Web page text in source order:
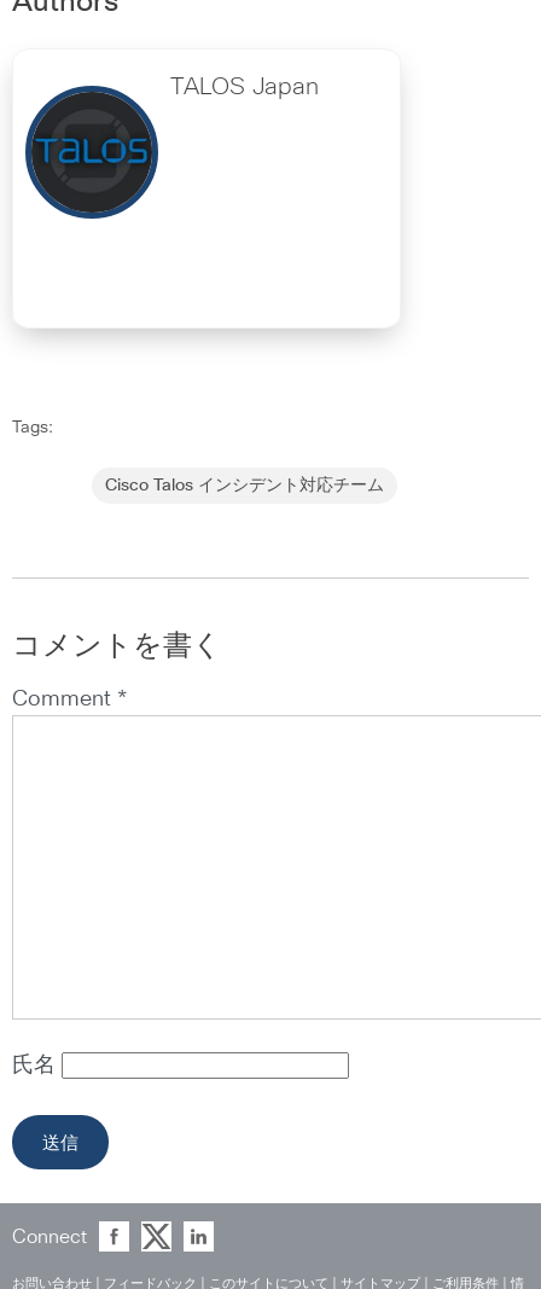
TALOS Japan
Tags:
Cisco Talos インシデント対応チーム
コメントを書く
Comment *
氏名
Connect
お問い合わせ フィードバック このサイトについて サイトマップ ご利用条件 情